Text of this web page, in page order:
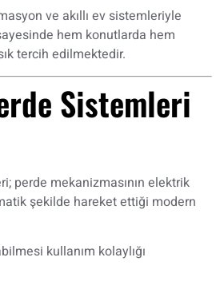
ve akıllı ev sistemleriyle
hem konutlarda hem
tercih edilmektedir.
Sistemleri
perde mekanizmasının elektrik
şekilde hareket ettiği modern
kullanım kolaylığı